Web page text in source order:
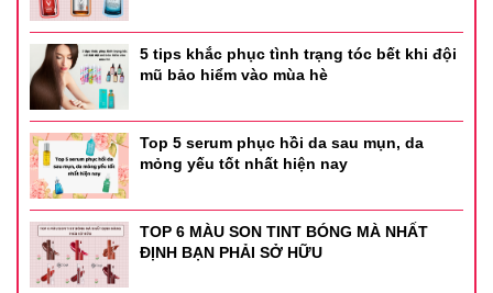
5 tips khắc phục tình trạng tóc bết khi đội
mũ bảo hiểm vào mùa hè
Top 5 serum phục hồi da sau mụn, da
mỏng yếu tốt nhất hiện nay
TOP 6 MÀU SON TINT BÓNG MÀ NHẤT
ĐỊNH BẠN PHẢI SỞ HỮU